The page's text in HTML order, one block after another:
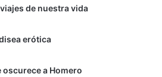
viajes de nuestra vida
erótica
a Homero